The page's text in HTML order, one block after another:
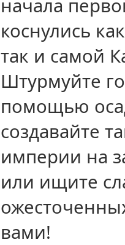
начала
коснулись
так и самой
Штурмуйте
помощью
создавайте
империи на
или ищите
вами!